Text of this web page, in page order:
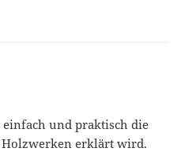
und praktisch die
erklärt wird.